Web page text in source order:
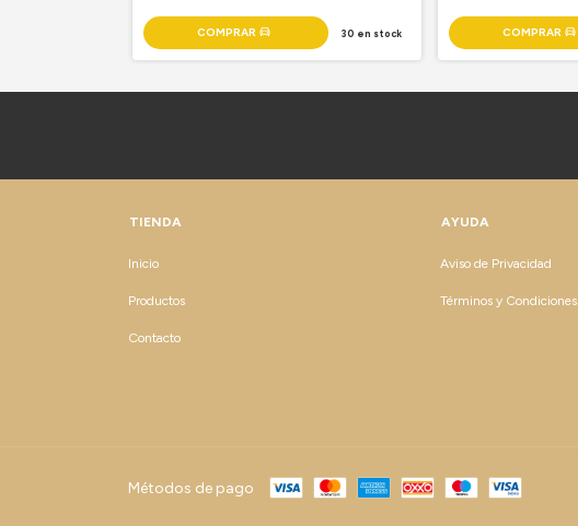
30 en stock
TIENDA
Inicio
Productos
Contacto
AYUDA
Aviso de Privacidad
Términos y Condiciones
Métodos de pago